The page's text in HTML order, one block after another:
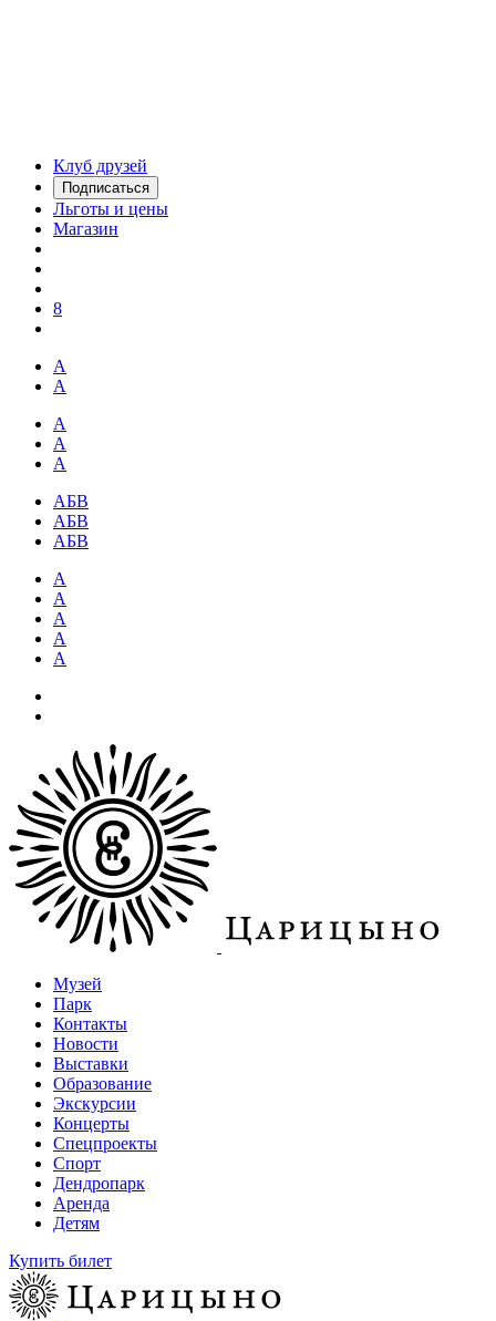
Клуб друзей
Подписаться
Льготы и цены
Магазин
8
А
А
А
А
А
АБВ
АБВ
АБВ
А
А
А
А
А
Музей
Парк
Контакты
Новости
Выставки
Образование
Экскурсии
Концерты
Спецпроекты
Спорт
Дендропарк
Аренда
Детям
Купить билет